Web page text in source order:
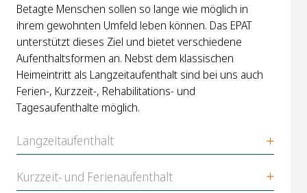
Betagte Menschen sollen so lange wie möglich in
ihrem gewohnten Umfeld leben können. Das EPAT
unterstützt dieses Ziel und bietet verschiedene
Aufenthaltsformen an. Nebst dem klassischen
Heimeintritt als Langzeitaufenthalt sind bei uns auch
Ferien-, Kurzzeit-, Rehabilitations- und
Tagesaufenthalte möglich.
Langzeitaufenthalt
Kurzzeit- und Ferienaufenthalt